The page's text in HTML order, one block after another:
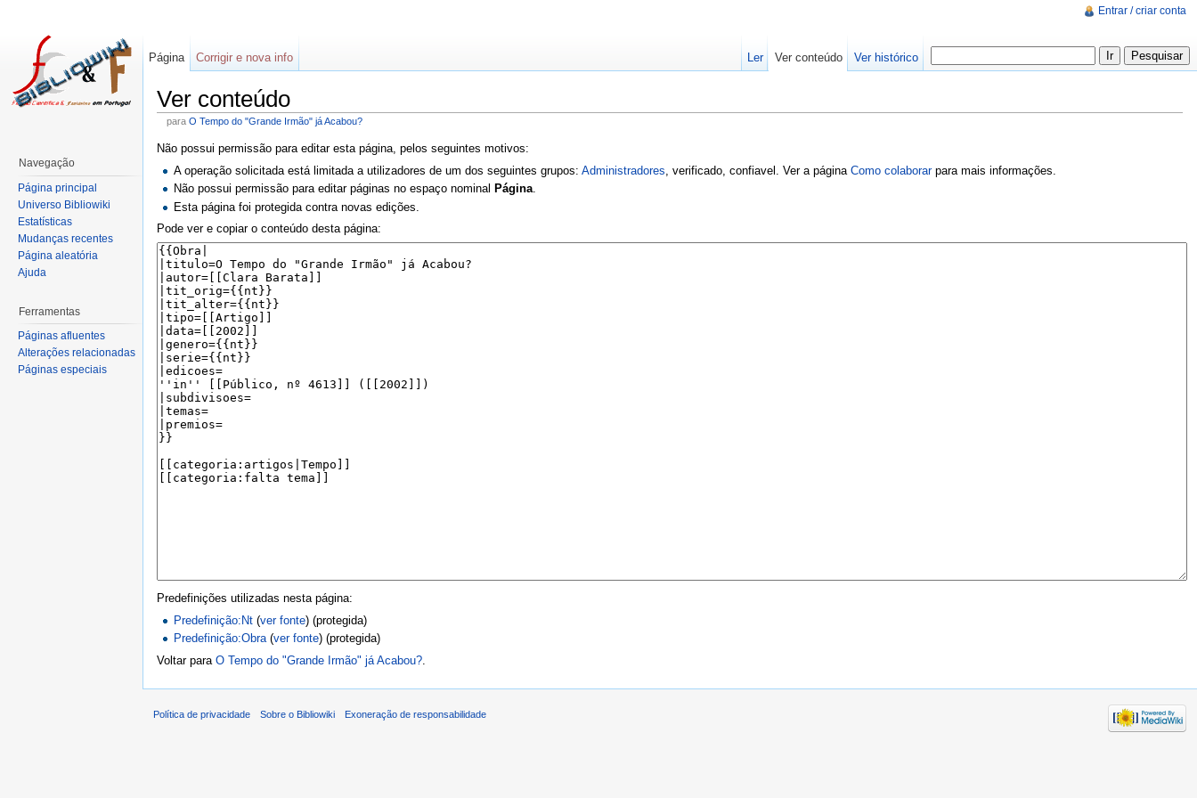
Ver conteúdo
para O Tempo do "Grande Irmão" já Acabou?
Não possui permissão para editar esta página, pelos seguintes motivos:
A operação solicitada está limitada a utilizadores de um dos seguintes grupos:Administradores , verificado, confiavel. Ver a páginaComo colaborarpara mais informações.
Não possui permissão para editar páginas no espaço nominal Página.
Esta página foi protegida contra novas edições.
Pode ver e copiar o conteúdo desta página:
Predefinições utilizadas nesta página:
Predefinição:Nt (ver fonte) (protegida)
Predefinição:Obra(ver fonte) (protegida)
Voltar para O Tempo do "Grande Irmão" já Acabou?
Entrar / criar conta
Página Corrigir e nova info Ler Ver conteúdo Ver histórico
Navegação
Página principal
Universo Bibliowiki
Estatísticas
Mudanças recentes
Página aleatória
Ajuda
Ferramentas
Páginas afluentes
Alterações relacionadas
Páginas especiais
Política de privacidade Sobre o Bibliowiki Exoneração de responsabilidade